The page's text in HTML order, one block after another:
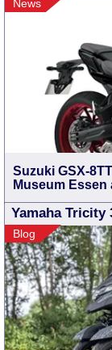
News
Suzuki GSX-
Museum
Yamaha Tricity
Blog